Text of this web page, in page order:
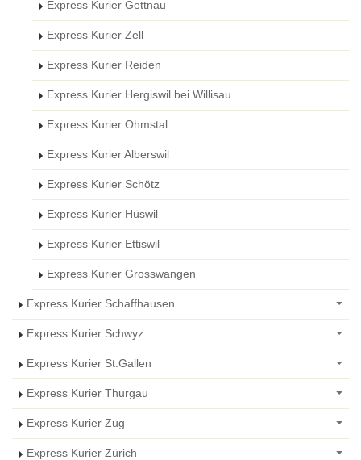
Express Kurier Gettnau
Express Kurier Zell
Express Kurier Reiden
Express Kurier Hergiswil bei Willisau
Express Kurier Ohmstal
Express Kurier Alberswil
Express Kurier Schötz
Express Kurier Hüswil
Express Kurier Ettiswil
Express Kurier Grosswangen
Express Kurier Schaffhausen
Express Kurier Schwyz
Express Kurier St.Gallen
Express Kurier Thurgau
Express Kurier Zug
Express Kurier Zürich